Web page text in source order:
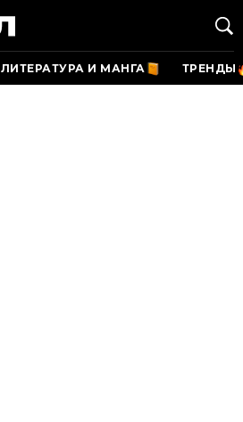
ЛИТЕРАТУРА И МАНГА ТРЕНДЫ